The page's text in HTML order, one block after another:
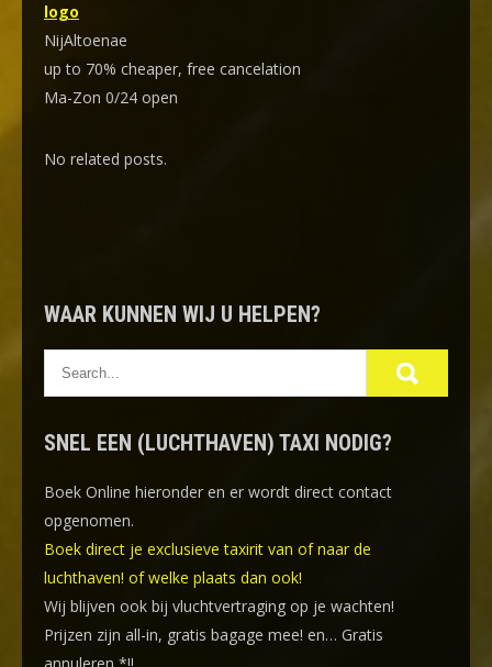
logo
NijAltoenae
up to 70% cheaper, free cancelation
Ma-Zon 0/24 open
No related posts.
WAAR KUNNEN WIJ U HELPEN?
SNEL EEN (LUCHTHAVEN) TAXI NODIG?
Boek Online hieronder en er wordt direct contact
opgenomen.
Boek direct je exclusieve taxirit van of naar de
luchthaven! of welke plaats dan ook!
Wij blijven ook bij vluchtvertraging op je wachten!
Prijzen zijn all-in, gratis bagage mee! en… Gratis